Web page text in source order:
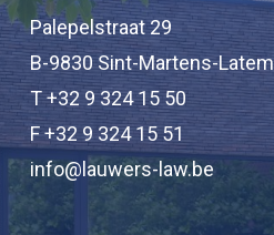
Palepelstraat 29
B-9830 Sint-Martens-Latem
T +32 9 324 15 50
F +32 9 324 15 51
info@lauwers-law.be